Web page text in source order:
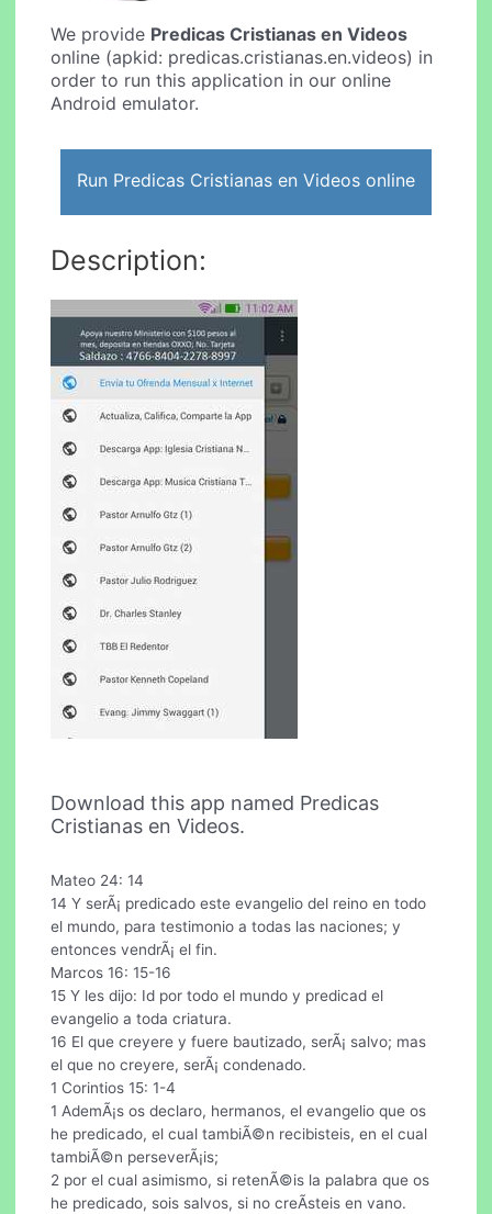
We provide Predicas Cristianas en Videos
online (apkid: predicas.cristianas.en.videos) in
order to run this application in our online
Android emulator.
Run Predicas Cristianas en Videos online
Description:
Download this app named Predicas
Cristianas en Videos.
Mateo 24: 14
14 Y serÃ¡ predicado este evangelio del reino en todo
el mundo, para testimonio a todas las naciones; y
entonces vendrÃ¡ el fin.
Marcos 16: 15-16
15 Y les dijo: Id por todo el mundo y predicad el
evangelio a toda criatura.
16 El que creyere y fuere bautizado, serÃ¡ salvo; mas
el que no creyere, serÃ¡ condenado.
1 Corintios 15: 1-4
1 AdemÃ¡s os declaro, hermanos, el evangelio que os
he predicado, el cual tambiÃ©n recibisteis, en el cual
tambiÃ©n perseverÃ¡is;
2 por el cual asimismo, si retenÃ©is la palabra que os
he predicado, sois salvos, si no creÃ­steis en vano.